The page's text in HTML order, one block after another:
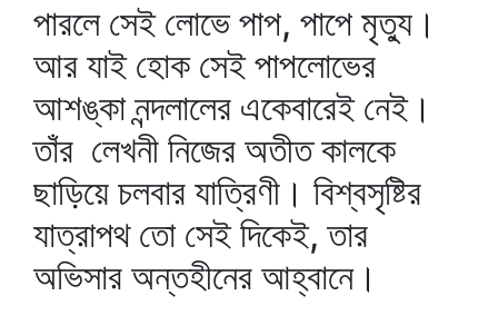
পারলে সেই লোভে পাপ, পাপে মৃত্যু।
আর যাই হোক সেই পাপলোভের
আশঙ্কা নন্দলালের একেবারেই নেই।
তাঁর লেখনী নিজের অতীত কালকে
ছাড়িয়ে চলবার যাত্রিণী। বিশ্বসৃষ্টির
যাত্রাপথ তো সেই দিকেই, তার
অভিসার অন্তহীনের আহ্বানে।